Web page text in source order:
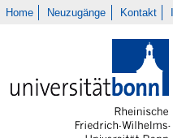
Home Neuzugänge Kontakt